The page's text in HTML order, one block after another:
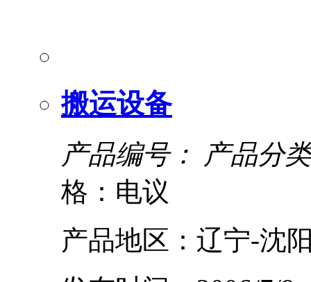
搬运设备
产品编号：
产品分
格：电议
产品地区：辽宁-沈